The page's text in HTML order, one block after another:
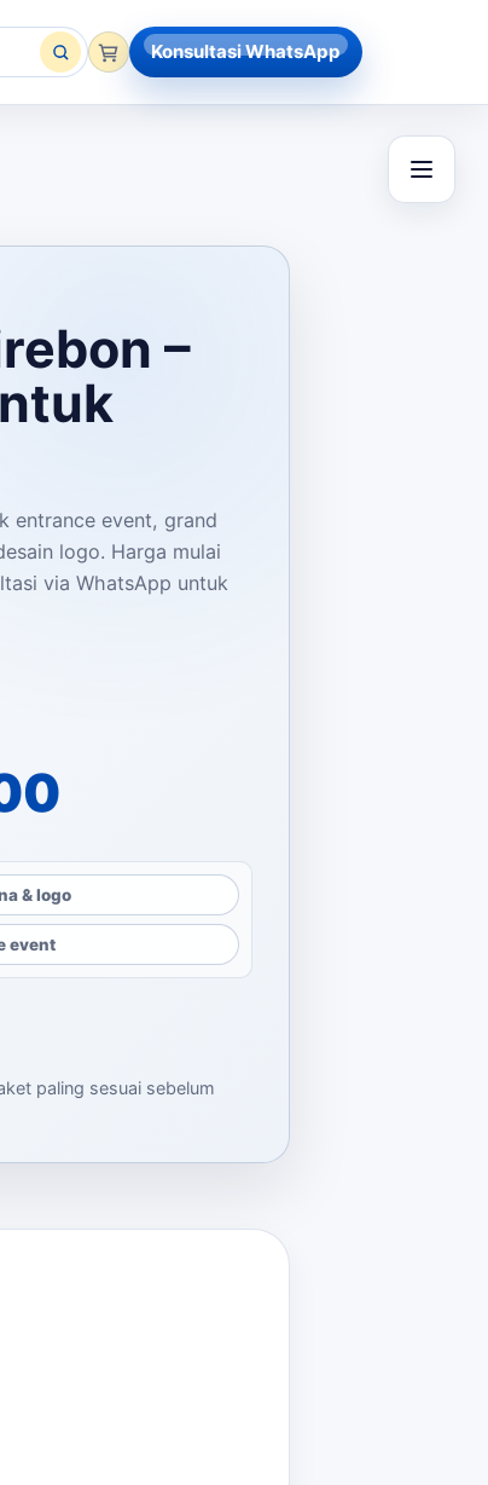
Konsultasi WhatsApp
–
entrance event, grand
logo. Harga mulai
via WhatsApp untuk
Rp9.500.000.
Rp5.000.000.
& logo
event
paling sesuai sebelum